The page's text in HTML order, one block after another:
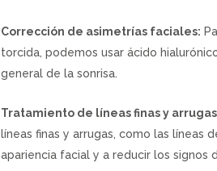
Corrección de asimetrías faciales:
torcida, podemos usar ácido
general de la sonrisa.
Tratamiento de líneas finas y
líneas finas y arrugas, como las líneas
apariencia facial y a reducir los signos